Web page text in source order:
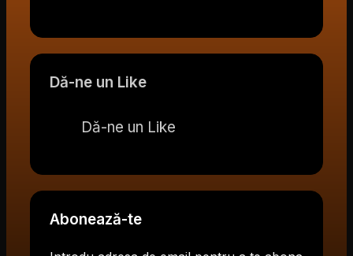
Dă-ne un Like
Dă-ne un Like
Abonează-te